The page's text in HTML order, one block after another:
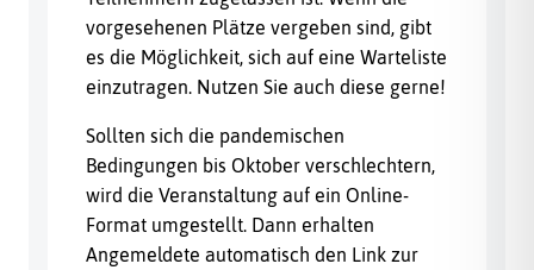
vorgesehenen Plätze vergeben sind, gibt
es die Möglichkeit, sich auf eine Warteliste
einzutragen. Nutzen Sie auch diese gerne!
Sollten sich die pandemischen
Bedingungen bis Oktober verschlechtern,
wird die Veranstaltung auf ein Online-
Format umgestellt. Dann erhalten
Angemeldete automatisch den Link zur